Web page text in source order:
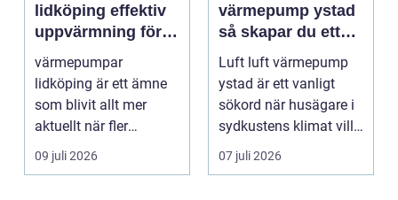
lidköping effektiv
uppvärmning för
hus och
fastigheter
värmepumpar
lidköping är ett ämne
som blivit allt mer
aktuellt när fler
fastighetsägare vill
kombine...
09 juli 2026
värmepump ystad
så skapar du ett
behagligt
inomhusklimat
Året om
Luft luft värmepump
ystad är ett vanligt
sökord när husägare i
sydkustens klimat vill
hitta ett smar...
07 juli 2026